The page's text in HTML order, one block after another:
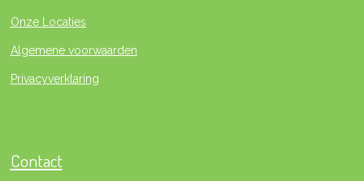
Onze Locaties
Algemene voorwaarden
Privacyverklaring
Contact